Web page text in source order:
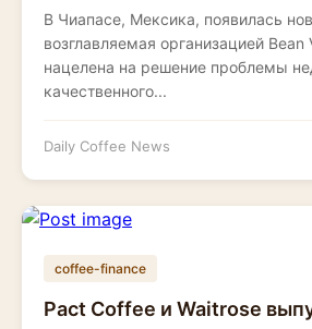
В Чиапасе, Мексика, появилась
возглавляемая организацией Bean
нацелена на решение проблемы
качественного...
Daily Coffee News
coffee-finance
Pact Coffee и Waitrose